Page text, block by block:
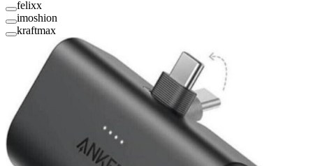
felixx
imoshion
kraftmax